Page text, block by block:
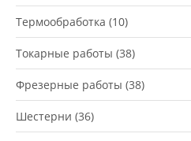
Термообработка (10)
Токарные работы (38)
Фрезерные работы (38)
Шестерни (36)